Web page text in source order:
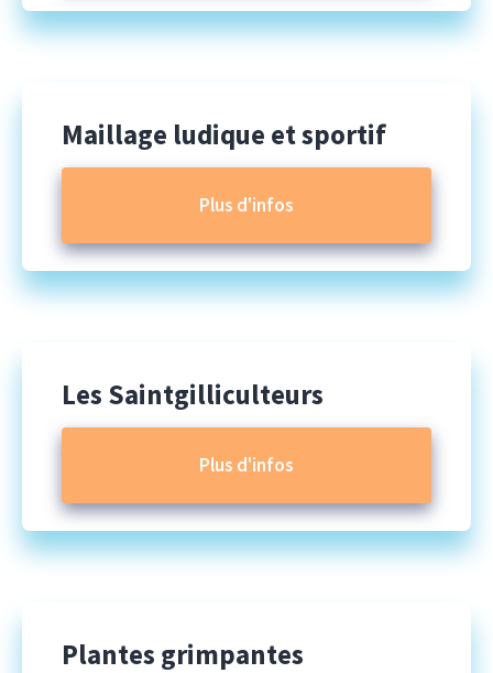
Maillage ludique et sportif
Plus d'infos
Les Saintgilliculteurs
Plus d'infos
Plantes grimpantes